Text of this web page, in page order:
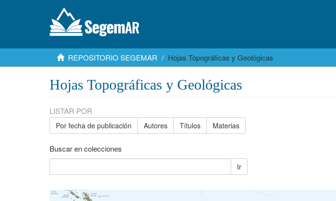
REPOSITORIO SEGEMAR Hojas Topográficas y Geológicas
Hojas Topográficas y Geológicas
LISTAR POR
Por fecha de publicación Autores Títulos Materias
Buscar en colecciones
Ir